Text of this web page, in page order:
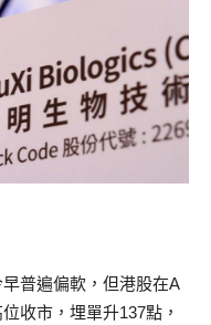
普遍偏軟，但港股在A
收市，埋單升137點，